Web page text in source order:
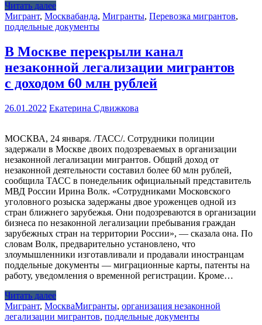
Читать далее
Мигрант, Москвабанда, Мигранты, Перевозка мигрантов,
поддельные документы
В Москве перекрыли канал
незаконной легализации мигрантов
с доходом 60 млн рублей
26.01.2022 Екатерина Сдвижкова
МОСКВА, 24 января. /ТАСС/. Сотрудники полиции
задержали в Москве двоих подозреваемых в организации
незаконной легализации мигрантов. Общий доход от
незаконной деятельности составил более 60 млн рублей,
сообщила ТАСС в понедельник официальный представитель
МВД России Ирина Волк. «Сотрудниками Московского
уголовного розыска задержаны двое уроженцев одной из
стран ближнего зарубежья. Они подозреваются в организации
бизнеса по незаконной легализации пребывания граждан
зарубежных стран на территории России», — сказала она. По
словам Волк, предварительно установлено, что
злоумышленники изготавливали и продавали иностранцам
поддельные документы — миграционные карты, патенты на
работу, уведомления о временной регистрации. Кроме…
Читать далее
Мигрант, МоскваМигранты, организация незаконной
легализации мигрантов, поддельные документы